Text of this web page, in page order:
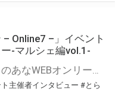
– Online7 –」イベント
-マルシェ編vol.1-
こんにちは、とらのあなWEBオンリー運営スタッフです。 新たにお届けする、イベント主催者インタビュー-マルシェ編-は、 とらのあなWEBオンリー「マルシェ」をご利用した主催様に 「マルシェ」を使って開催した感想や心がけをお聞きする企画です。 今回は、WEBオンリー開催7回目迎えた「マレシルプラン – Online7 –」より、 主催の玉川うた様にお話を伺いました。 ▼マレシルプランのインタビュー前回記事 「イベント主催者インタビュー vol.6」はこちら 協力：玉川うた様（マレシルプラン実行委員会 代表）／イベント公式Twitter（@mallesil_plan） とらのあなWEBオンリー「マルシェ」とは？ WEBオンリーでリアルタイムでコミュニケーションがとれるオンライン会場です。
主催者インタビュー #とら